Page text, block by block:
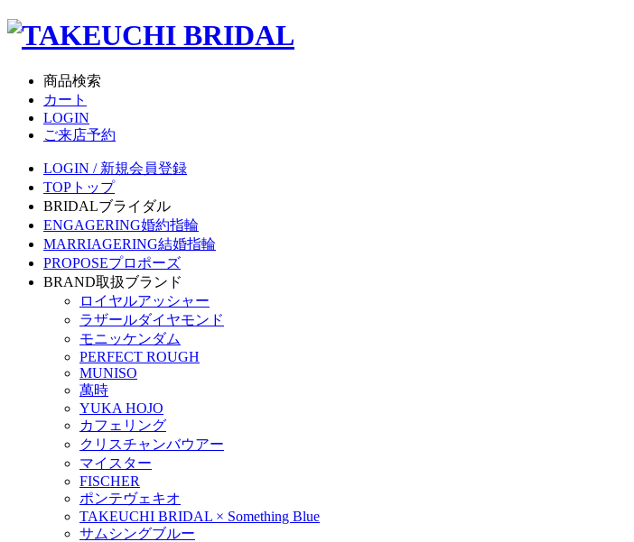
商品検索
カート
LOGIN
ご来店予約
LOGIN / 新規会員登録
TOP トップ
BRIDALブライダル
ENGAGERING婚約指輪
MARRIAGERING結婚指輪
PROPOSEプロポーズ
BRAND取扱ブランド
ロイヤルアッシャー
ラザールダイヤモンド
モニッケンダム
PERFECT ROUGH
MUNISO
萬時
YUKA HOJO
カフェリング
クリスチャンバウアー
マイスター
FISCHER
ポンテヴェキオ
TAKEUCHI BRIDAL × Something Blue
サムシングブルー